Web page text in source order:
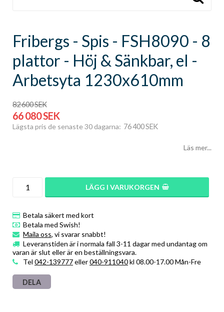
Fribergs - Spis - FSH8090 - 8
plattor - Höj & Sänkbar, el -
Arbetsyta 1230x610mm
82 600 SEK
66 080 SEK
Lägsta pris de senaste 30 dagarna 76 400 SEK
Läs mer...
LÄGG I VARUKORGEN
Betala säkert med kort
Betala med Swish!
Maila oss, vi svarar snabbt!
Leveranstiden är i normala fall 3-11 dagar med undantag om
varan är slut eller är en beställningsvara.
Tel 042-139777eller040-911040kl 08.00-17.00 Mån-Fre
DELA